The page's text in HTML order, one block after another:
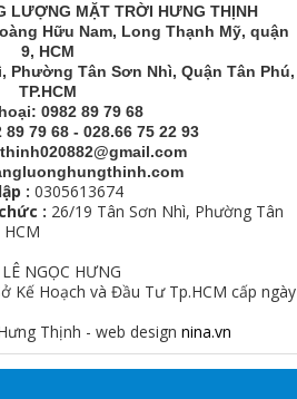
LƯỢNG MẶT TRỜI HƯNG THỊNH
Hữu Nam, Long Thạnh Mỹ, quận
9, HCM
Phường Tân Sơn Nhì, Quận Tân Phú,
TP.HCM
0982 89 79 68
79 68 - 028.66 75 22 93
: 0305613674
: 26/19 Tân Sơn Nhì, Phường Tân
LÊ NGỌC HƯNG
Kế Hoạch và Đầu Tư Tp.HCM cấp ngày
Thịnh - web design nina.vn